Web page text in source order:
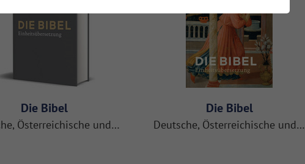
Die Bibel
Österreichische und…
Die Bibel
Deutsche, Österreichische und…